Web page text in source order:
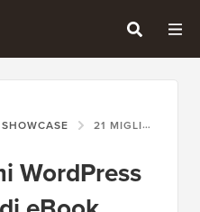
SHOWCASE 21 MIGLIORI TEMI WORDPRESS PER LA VENDITA DI EBOOK
WordPress